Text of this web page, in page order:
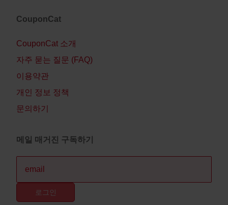
CouponCat
CouponCat 소개
자주 묻는 질문 (FAQ)
이용약관
개인 정보 정책
문의하기
메일 매거진 구독하기